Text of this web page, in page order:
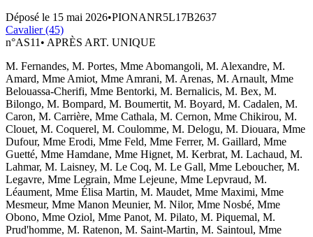
Déposé le 15 mai 2026•PIONANR5L17B2637
Cavalier (45)
n°AS11 • APRÈS ART. UNIQUE
M. Fernandes, M. Portes, Mme Abomangoli, M. Alexandre, M.
Amard, Mme Amiot, Mme Amrani, M. Arenas, M. Arnault, Mme
Belouassa-Cherifi, Mme Bentorki, M. Bernalicis, M. Bex, M.
Bilongo, M. Bompard, M. Boumertit, M. Boyard, M. Cadalen, M.
Caron, M. Carrière, Mme Cathala, M. Cernon, Mme Chikirou, M.
Clouet, M. Coquerel, M. Coulomme, M. Delogu, M. Diouara, Mme
Dufour, Mme Erodi, Mme Feld, Mme Ferrer, M. Gaillard, Mme
Guetté, Mme Hamdane, Mme Hignet, M. Kerbrat, M. Lachaud, M.
Lahmar, M. Laisney, M. Le Coq, M. Le Gall, Mme Leboucher, M.
Legavre, Mme Legrain, Mme Lejeune, Mme Lepvraud, M.
Léaument, Mme Élisa Martin, M. Maudet, Mme Maximi, Mme
Mesmeur, Mme Manon Meunier, M. Nilor, Mme Nosbé, Mme
Obono, Mme Oziol, Mme Panot, M. Pilato, M. Piquemal, M.
Prud'homme, M. Ratenon, M. Saint-Martin, M. Saintoul, Mme